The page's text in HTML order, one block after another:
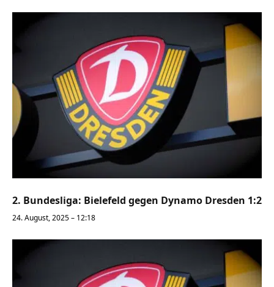
2. Bundesliga: Bielefeld gegen Dynamo Dresden 1:2
24. August, 2025 – 12:18